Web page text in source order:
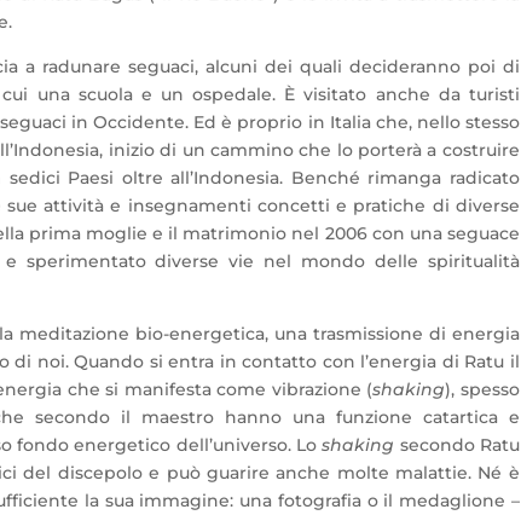
a radunare seguaci, alcuni dei quali decideranno poi di
una scuola e un ospedale. È visitato anche da turisti
in Occidente. Ed è proprio in Italia che, nello stesso
inizio di un cammino che lo porterà a costruire
Paesi oltre all’Indonesia. Benché rimanga radicato
sue attività e insegnamenti concetti e pratiche di diverse
prima moglie e il matrimonio nel 2006 con una seguace
sperimentato diverse vie nel mondo delle spiritualità
meditazione bio-energetica, una trasmissione di energia
di noi. Quando si entra in contatto con l’energia di Ratu il
che si manifesta come vibrazione (shaking), spesso
secondo il maestro hanno una funzione catartica e
fondo energetico dell’universo. Loshaking secondo Ratu
del discepolo e può guarire anche molte malattie. Né è
la sua immagine: una fotografia o il medaglione –